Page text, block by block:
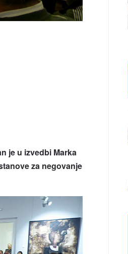
je u izvedbi Marka
za negovanje